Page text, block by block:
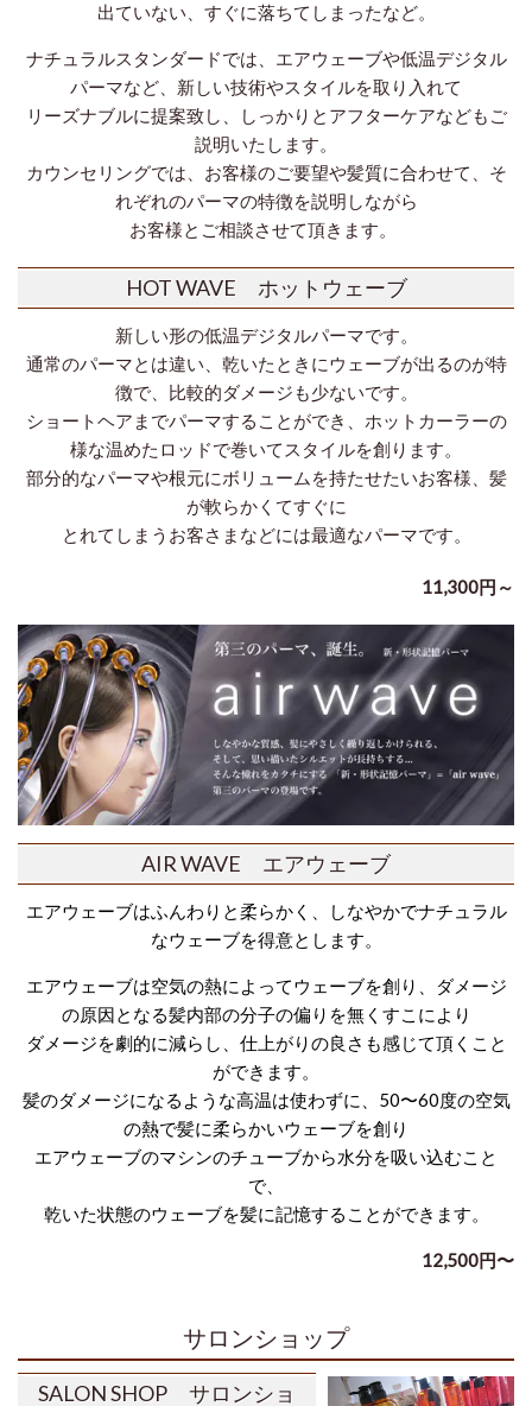
出ていない、すぐに落ちてしまったなど。
ナチュラルスタンダードでは、エアウェーブや低温デジタル
パーマなど、新しい技術やスタイルを取り入れて
リーズナブルに提案致し、しっかりとアフターケアなどもご
説明いたします。
カウンセリングでは、お客様のご要望や髪質に合わせて、そ
れぞれのパーマの特徴を説明しながら
お客様とご相談させて頂きます。
HOT WAVE ホットウェーブ
新しい形の低温デジタルパーマです。
通常のパーマとは違い、乾いたときにウェーブが出るのが特
徴で、比較的ダメージも少ないです。
ショートヘアまでパーマすることができ、ホットカーラーの
様な温めたロッドで巻いてスタイルを創ります。
部分的なパーマや根元にボリュームを持たせたいお客様、髪
が軟らかくてすぐに
とれてしまうお客さまなどには最適なパーマです。
11,300円～
AIR WAVE エアウェーブ
エアウェーブはふんわりと柔らかく、しなやかでナチュラル
なウェーブを得意とします。
エアウェーブは空気の熱によってウェーブを創り、ダメージ
の原因となる髪内部の分子の偏りを無くすこにより
ダメージを劇的に減らし、仕上がりの良さも感じて頂くこと
ができます。
髪のダメージになるような高温は使わずに、50〜60度の空気
の熱で髪に柔らかいウェーブを創り
エアウェーブのマシンのチューブから水分を吸い込むこと
で、
乾いた状態のウェーブを髪に記憶することができます。
12,500円〜
サロンショップ
SALON SHOP サロンショ